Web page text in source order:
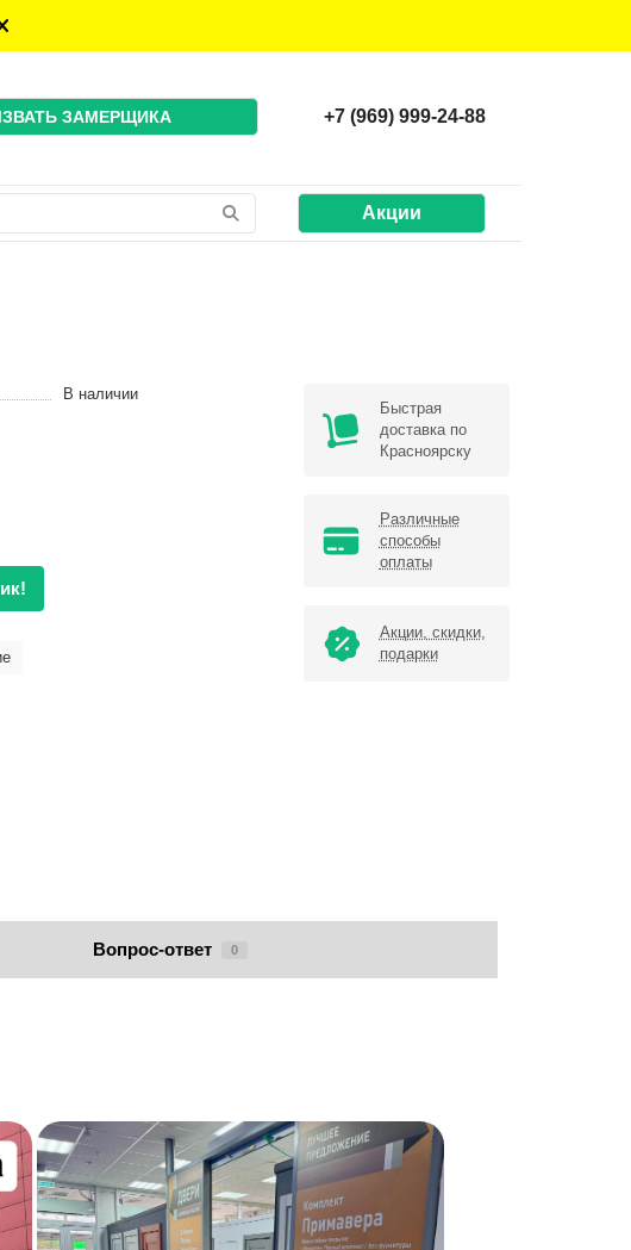
ЗАМЕРЩИКА +7 (969) 999-24-88
Акции
В наличии
Быстрая
доставка по
Красноярску
Различные
способы
оплаты
Акции, скидки,
подарки
Вопрос-ответ 0